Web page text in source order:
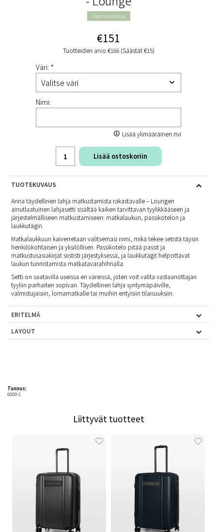
Useita valintoja
€151
Tuotteiden arvo €166 (Säästät €15)
Väri: *
Nimi:
Lisää ylimääräinen rivi
Lisää ostoskoriin
TUOTEKUVAUS
Anna täydellinen lahja matkustamista rakastavalle – Loungen
ainutlaatuinen lahjasetti sisältää kaiken tarvittavan tyylikkääseen ja
järjestelmälliseen matkustamiseen: matkalaukun, passikotelon ja
laukkutägin.
Matkalaukkuun kaiverretaan valitsemasi nimi, mikä tekee setistä täysin
henkilökohtaisen ja yksilöllisen. Passikotelo pitää passit ja
matkustusasiakirjat siististi järjestyksessä, ja laukkutägit helpottavat
laukun tunnistamista matkatavarahihnalla.
Setti on saatavilla useissa eri väreissä, joten voit valita vastaanottajan
tyyliin parhaiten sopivan. Täydellinen lahja syntymäpäiville,
valmistujaisiin, lomamatkalle tai muihin erityisiin tilaisuuksiin.
ERITELMÄ
LAYOUT
Tunnus:
6000-1
Liittyvät tuotteet